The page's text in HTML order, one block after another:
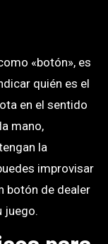
«botón», es
quién es el
en el sentido
mano,
la
improvisar
botón de dealer
juego.